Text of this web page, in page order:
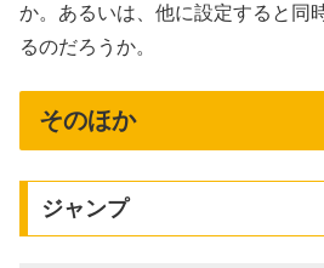
か。あるいは、他に設定すると同
るのだろうか。
そのほか
ジャンプ